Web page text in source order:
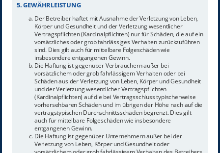
5. GEWÄHRLEISTUNG
Der Betreiber haftet mit Ausnahme der Verletzung von Leben,
Körper und Gesundheit und der Verletzung wesentlicher
Vertragspflichten (Kardinalpflichten) nur für Schäden, die auf ein
vorsätzliches oder grob fahrlässiges Verhalten zurückzuführen
sind. Dies gilt auch für mittelbare Folgeschäden wie
insbesondere entgangenen Gewinn.
Die Haftung ist gegenüber Verbrauchern außer bei
vorsätzlichem oder grob fahrlässigem Verhalten oder bei
Schäden aus der Verletzung von Leben, Körper und Gesundheit
und der Verletzung wesentlicher Vertragspflichten
(Kardinalpflichten) auf die bei Vertragsschluss typischerweise
vorhersehbaren Schäden und im übrigen der Höhe nach auf die
vertragstypischen Durchschnittsschäden begrenzt. Dies gilt
auch für mittelbare Folgeschäden wie insbesondere
entgangenen Gewinn.
Die Haftung ist gegenüber Unternehmern außer bei der
Verletzung von Leben, Körper und Gesundheit oder